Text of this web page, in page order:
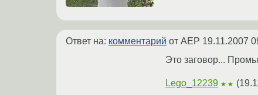
Ответ на: комментарий от AEP 19.11.2007
Это заговор...
Lego_12239 ★★ (